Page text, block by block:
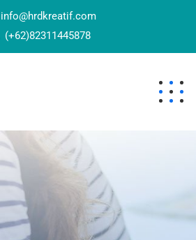
info@hrdkreatif.com
(+62)82311445878